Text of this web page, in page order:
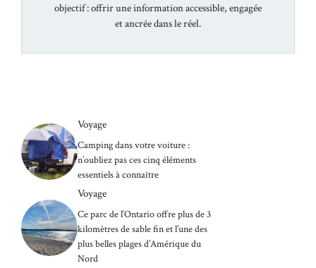
objectif : offrir une information accessible, engagée
et ancrée dans le réel.
Voyage
Camping dans votre voiture :
n’oubliez pas ces cinq éléments
essentiels à connaître
Voyage
Ce parc de l’Ontario offre plus de 3
kilomètres de sable fin et l’une des
plus belles plages d’Amérique du
Nord